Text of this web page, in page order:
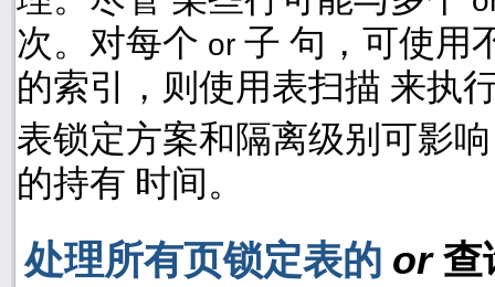
次。对每个 or 子 句，可使用
的索引，则使用表扫描 来执
表锁定方案和隔离级别可影
的持有 时间。
处理所有页锁定表的 or 查